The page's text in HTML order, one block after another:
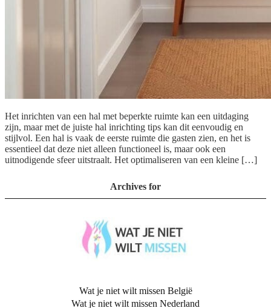
Het inrichten van een hal met beperkte ruimte kan een uitdaging
zijn, maar met de juiste hal inrichting tips kan dit eenvoudig en
stijlvol. Een hal is vaak de eerste ruimte die gasten zien, en het is
essentieel dat deze niet alleen functioneel is, maar ook een
uitnodigende sfeer uitstraalt. Het optimaliseren van een kleine […]
Archives for
Wat je niet wilt missen België
Wat je niet wilt missen Nederland